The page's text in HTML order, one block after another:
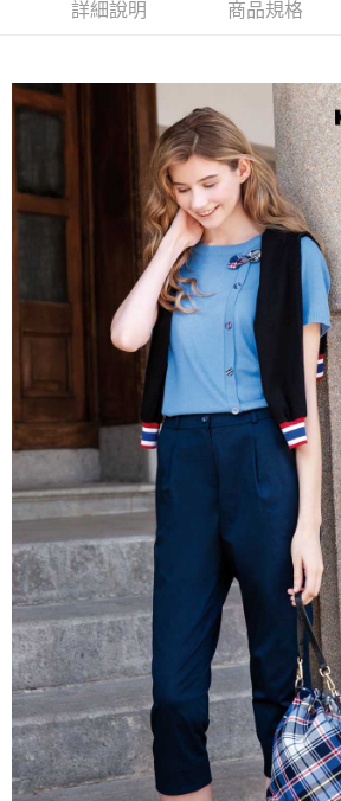
運送方式
每筆NT$60，滿NT$1,000(含以上)免運費
每筆NT$60，滿NT$1,000(含以上)免運費
詳細說明 商品規格